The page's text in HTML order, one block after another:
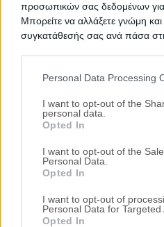
προσωπικών σας δεδομένων
Μπορείτε να αλλάξετε γνώμη και
συγκατάθεσής σας ανά πάσα
services and may gather and
not limited to your visit or usage
grant or deny consent to
use your data for below
consent section.
Personal Data Processing
I want to opt-out of the
personal data.
Opted In
I want to opt-out of the
Personal Data.
Opted In
I want to opt-out of
Personal Data for Targeted
Opted In
Μονοκατοικία 200 τ.μ.
Βατοπέδι, Ορμύλια, Νομός
200 m²
Χρηματοδότηση
Πρώτη Προσφορά:
163.000 €